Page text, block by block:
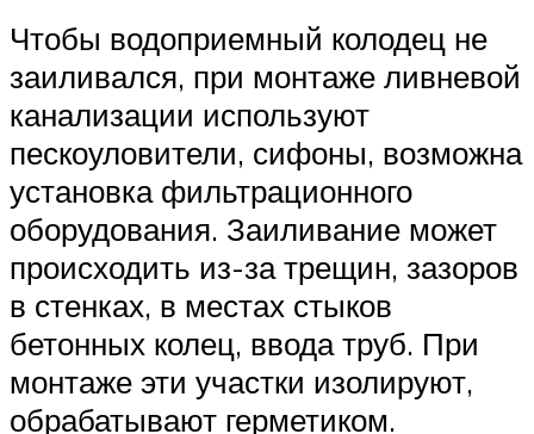
Чтобы водоприемный колодец не
заиливался, при монтаже ливневой
канализации используют
пескоуловители, сифоны, возможна
установка фильтрационного
оборудования. Заиливание может
происходить из-за трещин, зазоров
в стенках, в местах стыков
бетонных колец, ввода труб. При
монтаже эти участки изолируют,
обрабатывают герметиком.